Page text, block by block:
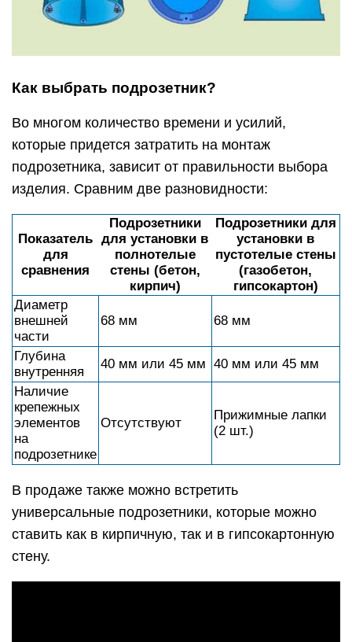
Как выбрать подрозетник?
Во многом количество времени и усилий,
которые придется затратить на монтаж
подрозетника, зависит от правильности выбора
изделия. Сравним две разновидности:
Показатель
для
сравнения
Подрозетники
для установки в
полнотелые
стены (бетон,
кирпич)
Подрозетники для
установки в
пустотелые стены
(газобетон,
гипсокартон)
Диаметр
внешней
части
68 мм 68 мм
Глубина
внутренняя
40 мм или 45 мм 40 мм или 45 мм
Наличие
крепежных
элементов
на
подрозетнике
Отсутствуют
Прижимные лапки
(2 шт.)
В продаже также можно встретить
универсальные подрозетники, которые можно
ставить как в кирпичную, так и в гипсокартонную
стену.